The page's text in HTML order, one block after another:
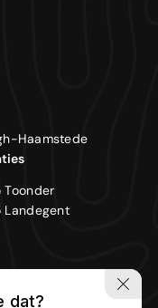
Haamstede
Toonder
Landegent
dat?